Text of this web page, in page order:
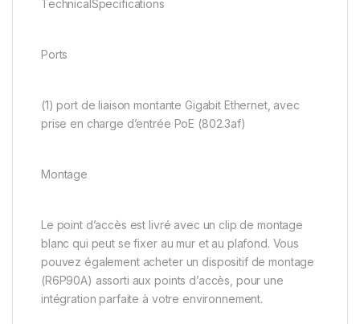
TechnicalSpecifications
Ports
(1) port de liaison montante Gigabit Ethernet, avec
prise en charge d’entrée PoE (802.3af)
Montage
Le point d’accès est livré avec un clip de montage
blanc qui peut se fixer au mur et au plafond. Vous
pouvez également acheter un dispositif de montage
(R6P90A) assorti aux points d’accès, pour une
intégration parfaite à votre environnement.